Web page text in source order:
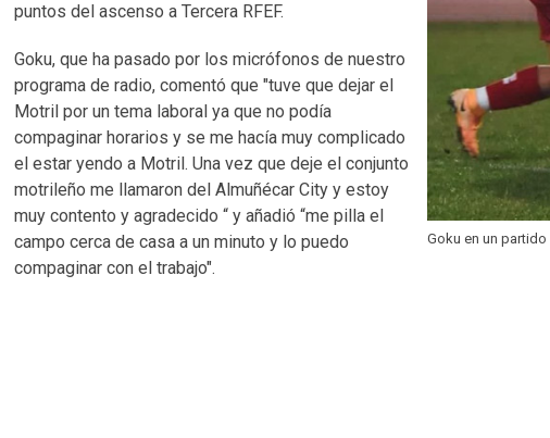
Goku en un partido
puntos del ascenso a Tercera RFEF.
Goku, que ha pasado por los micrófonos de nuestro
programa de radio, comentó que "tuve que dejar el
Motril por un tema laboral ya que no podía
compaginar horarios y se me hacía muy complicado
el estar yendo a Motril. Una vez que deje el conjunto
motrileño me llamaron del Almuñécar City y estoy
muy contento y agradecido “ y añadió “me pilla el
campo cerca de casa a un minuto y lo puedo
compaginar con el trabajo".